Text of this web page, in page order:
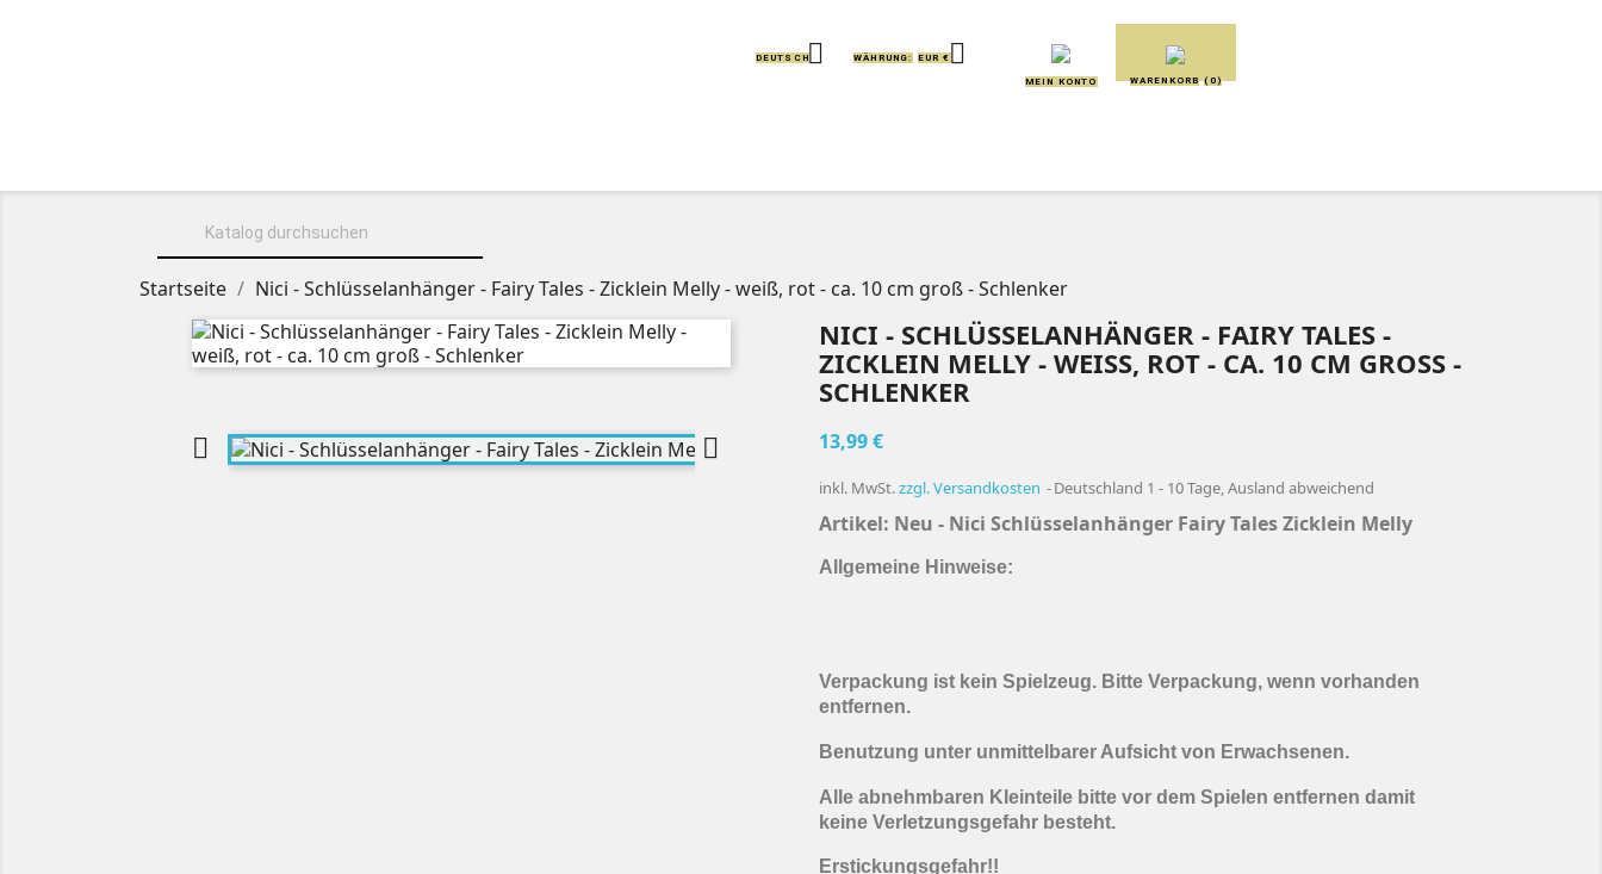
DEUTSCH WÄHRUNG: EUR €
MEIN KONTO WARENKORB (0)

Startseite Nici - Schlüsselanhänger - Fairy Tales - Zicklein Melly - weiß, rot - ca. 10 cm groß - Schlenker
 
NICI - SCHLÜSSELANHÄNGER - FAIRY TALES -
ZICKLEIN MELLY - WEISS, ROT - CA. 10 CM GROSS - SC
HLENKER
13,99 €
inkl. MwSt.zzgl. Versandkosten Deutschland 1 - 10 Tage, Ausland abweichend
Artikel: Neu - Nici Schlüsselanhänger Fairy Tales Zicklein Melly
Allgemeine Hinweise:
Verpackung ist kein Spielzeug. Bitte Verpackung, wenn vorhanden
entfernen.
Benutzung unter unmittelbarer Aufsicht von Erwachsenen.
Alle abnehmbaren Kleinteile bitte vor dem Spielen entfernen damit
keine Verletzungsgefahr besteht.
Erstickungsgefahr!!